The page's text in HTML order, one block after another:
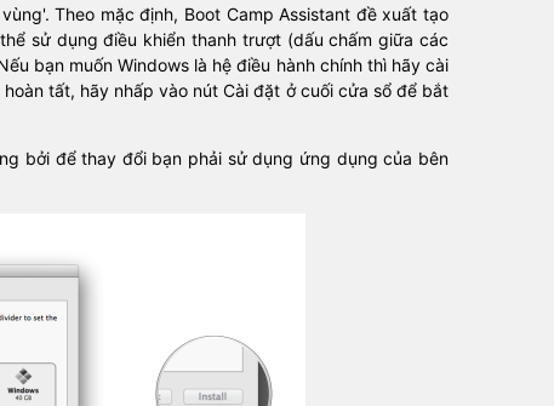
Theo mặc định, Boot Camp Assistant đề xuất tạo
sử dụng điều khiển thanh trượt (dấu chấm giữa các
bạn muốn Windows là hệ điều hành chính thì hãy cài
tất, hãy nhấp vào nút Cài đặt ở cuối cửa sổ để bắt
bởi để thay đổi bạn phải sử dụng ứng dụng của bên